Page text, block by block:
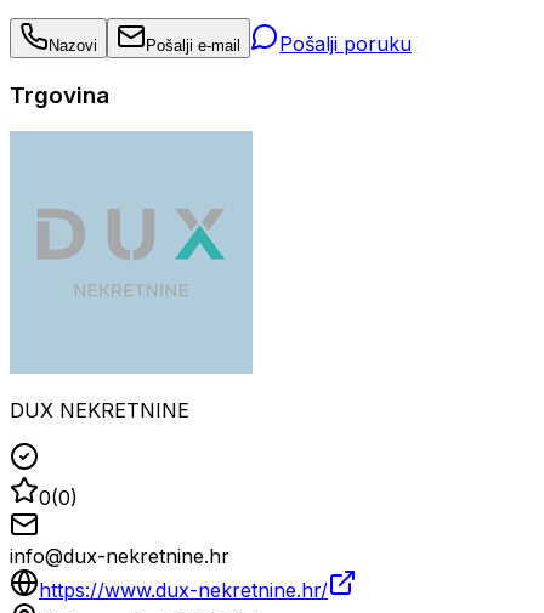
Nazovi Pošalji e-mail Pošalji poruku
Trgovina
DUX NEKRETNINE
0(0)
info@dux-nekretnine.hr
https://www.dux-nekretnine.hr/